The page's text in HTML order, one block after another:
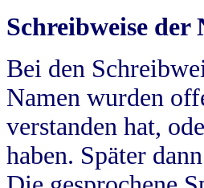
Schreibweise der
Bei den
Namen wurden
verstanden hat,
haben. Später